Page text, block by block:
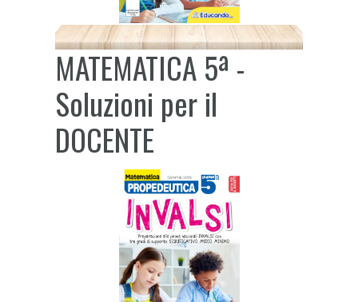
MATEMATICA 5ª -
Soluzioni per il
DOCENTE